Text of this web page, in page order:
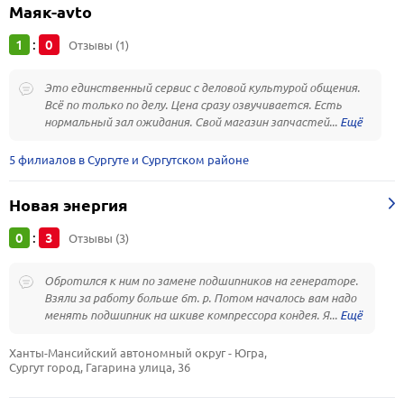
Маяк-avto
1 : 0 Отзывы (1)
Это единственный сервис с деловой культурой общения.
Всё по только по делу. Цена сразу озвучивается. Есть
нормальный зал ожидания. Свой магазин запчастей...
5 филиалов в Сургуте и Сургутском районе
Новая энергия
0 : 3 Отзывы (3)
Обротился к ним по замене подшипников на генераторе.
Взяли за работу больше 6т. р. Потом началось вам надо
менять подшипник на шкиве компрессора кондея. Я...
Ханты-Мансийский автономный округ - Югра,
Сургут город, Гагарина улица, 36